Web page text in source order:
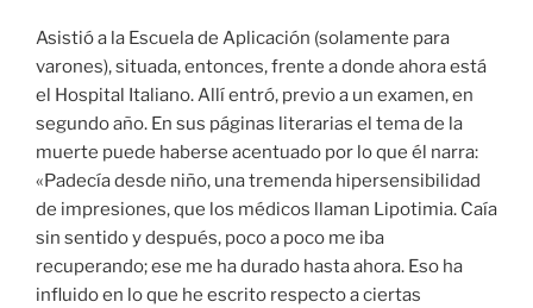
Asistió a la Escuela de Aplicación (solamente para
varones), situada, entonces, frente a donde ahora está
el Hospital Italiano. Allí entró, previo a un examen, en
segundo año. En sus páginas literarias el tema de la
muerte puede haberse acentuado por lo que él narra:
«Padecía desde niño, una tremenda hipersensibilidad
de impresiones, que los médicos llaman Lipotimia. Caía
sin sentido y después, poco a poco me iba
recuperando; ese me ha durado hasta ahora. Eso ha
influido en lo que he escrito respecto a ciertas